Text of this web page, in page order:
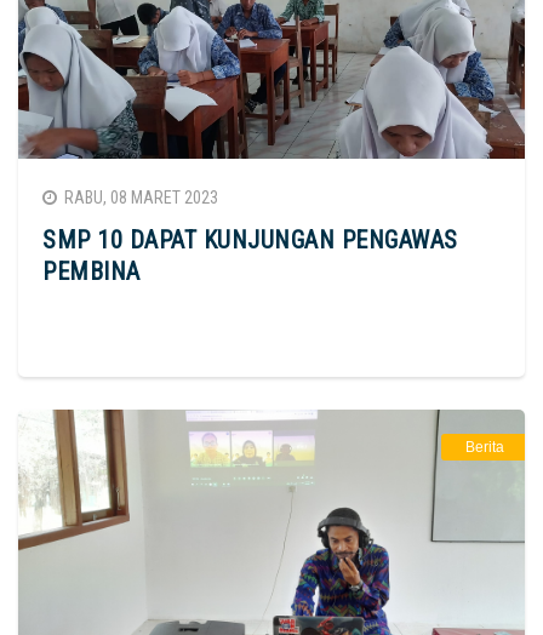
RABU, 08 MARET 2023
SMP 10 DAPAT KUNJUNGAN PENGAWAS
PEMBINA
Berita